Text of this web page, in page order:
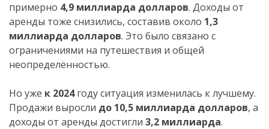
примерно 4,9 миллиарда долларов. Доходы от
аренды тоже снизились, составив около 1,3
миллиарда долларов. Это было связано с
ограничениями на путешествия и общей
неопределённостью.
Но уже к 2024году ситуация изменилась к лучшему.
Продажи выросли до 10,5 миллиарда долларов, а
доходы от аренды достигли 3,2 миллиарда.